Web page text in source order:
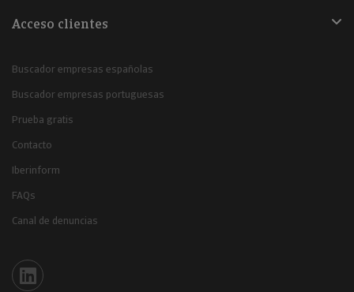
Acceso clientes
Buscador empresas españolas
Buscador empresas portuguesas
Prueba gratis
Contacto
Iberinform
FAQs
Canal de denuncias
Iberinform en Linkedin